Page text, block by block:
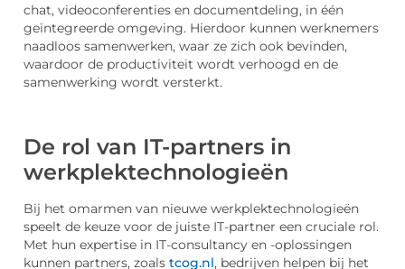
chat, videoconferenties en documentdeling, in één
geïntegreerde omgeving. Hierdoor kunnen werknemers
naadloos samenwerken, waar ze zich ook bevinden,
waardoor de productiviteit wordt verhoogd en de
samenwerking wordt versterkt.
De rol van IT-partners in
werkplektechnologieën
Bij het omarmen van nieuwe werkplektechnologieën
speelt de keuze voor de juiste IT-partner een cruciale rol.
Met hun expertise in IT-consultancy en -oplossingen
kunnen partners, zoals tcog.nl, bedrijven helpen bij het